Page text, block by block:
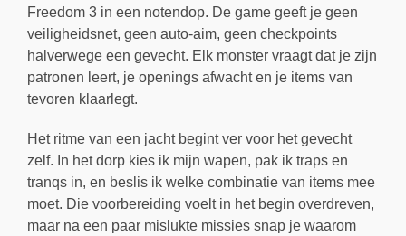
Freedom 3 in een notendop. De game geeft je geen
veiligheidsnet, geen auto-aim, geen checkpoints
halverwege een gevecht. Elk monster vraagt dat je zijn
patronen leert, je openings afwacht en je items van
tevoren klaarlegt.
Het ritme van een jacht begint ver voor het gevecht
zelf. In het dorp kies ik mijn wapen, pak ik traps en
tranqs in, en beslis ik welke combinatie van items mee
moet. Die voorbereiding voelt in het begin overdreven,
maar na een paar mislukte missies snap je waarom